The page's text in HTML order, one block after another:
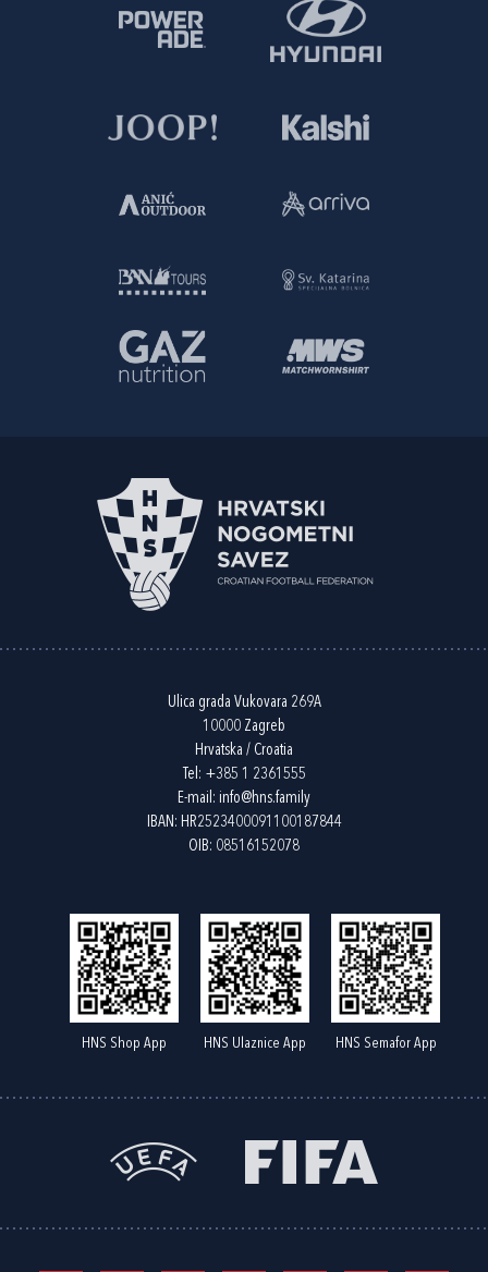
Ulica grada Vukovara 269A
10000 Zagreb
Hrvatska / Croatia
Tel: +385 1 2361555
E-mail: info@hns.family
IBAN: HR2523400091100187844
OIB: 08516152078
HNS Shop App HNS Ulaznice App HNS Semafor App